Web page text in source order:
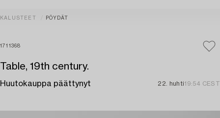
KALUSTEET PÖYDÄT
1711368
Table, 19th century.
Huutokauppa päättynyt 22. huhti19:54 CEST